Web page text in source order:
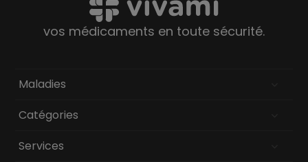
vos médicaments en toute sécurité.
Maladies
Catégories
Services